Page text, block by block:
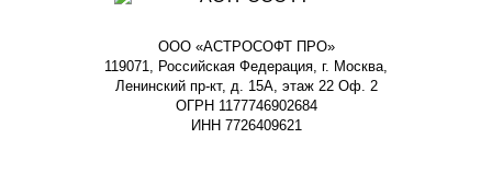
ООО «АСТРОСОФТ ПРО»
119071, Российская Федерация, г. Москва,
Ленинский пр-кт, д. 15А, этаж 22 Оф. 2
ОГРН 1177746902684
ИНН 7726409621